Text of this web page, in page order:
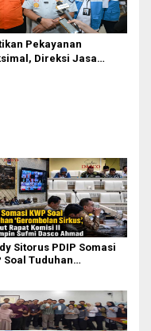
Pekayanan
Direksi Jasa
Sitorus PDIP Somasi
Soal Tuduhan
Dasco Ahmad